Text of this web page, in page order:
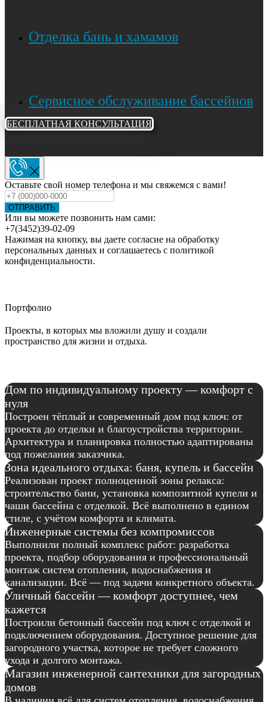
Отделка бань и хамамов
Сервисное обслуживание бассейнов
БЕСПЛАТНАЯ КОНСУЛЬТАЦИЯ
Оставьте свой номер телефона и мы свяжемся с вами!
ОТПРАВИТЬ
Или вы можете позвонить нам сами:
+7(3452)39-02-09
Нажимая на кнопку, вы даете согласие на обработку
персональных данных и соглашаетесь c политикой
конфиденциальности.
Портфолио
Проекты, в которых мы вложили душу и создали
пространство для жизни и отдыха.
Дом по индивидуальному проекту — комфорт с
нуля
Построен тёплый и современный дом под ключ: от
проекта до отделки и благоустройства территории.
Архитектура и планировка полностью адаптированы
под пожелания заказчика.
Зона идеального отдыха: баня, купель и бассейн
Реализован проект полноценной зоны релакса:
строительство бани, установка композитной купели и
чаши бассейна с отделкой. Всё выполнено в едином
стиле, с учётом комфорта и климата.
Инженерные системы без компромиссов
Выполнили полный комплекс работ: разработка
проекта, подбор оборудования и профессиональный
монтаж систем отопления, водоснабжения и
канализации. Всё — под задачи конкретного объекта.
Уличный бассейн — комфорт доступнее, чем
кажется
Построили бетонный бассейн под ключ с отделкой и
подключением оборудования. Доступное решение для
загородного участка, которое не требует сложного
ухода и долгого монтажа.
Магазин инженерной сантехники для загородных
домов